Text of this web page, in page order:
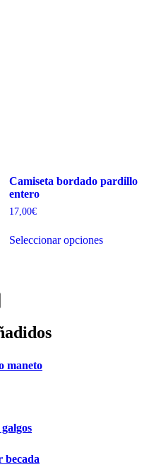
Camiseta bordado pardillo
entero
17,00€
Seleccionar opcionesproducto
maneto
becada